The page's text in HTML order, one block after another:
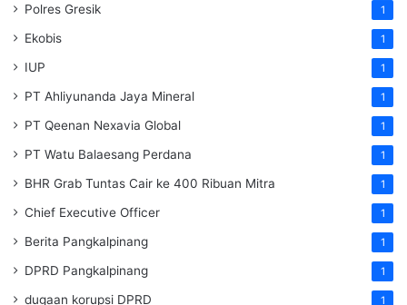
Polres Gresik 1
Ekobis 1
IUP 1
PT Ahliyunanda Jaya Mineral 1
PT Qeenan Nexavia Global 1
PT Watu Balaesang Perdana 1
BHR Grab Tuntas Cair ke 400 Ribuan Mitra 1
Chief Executive Officer 1
Berita Pangkalpinang 1
DPRD Pangkalpinang 1
dugaan korupsi DPRD 1